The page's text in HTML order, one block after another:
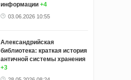
информации +4
03.06.2026 10:55
Александрийская
библиотека: краткая история
античной системы хранения
+3